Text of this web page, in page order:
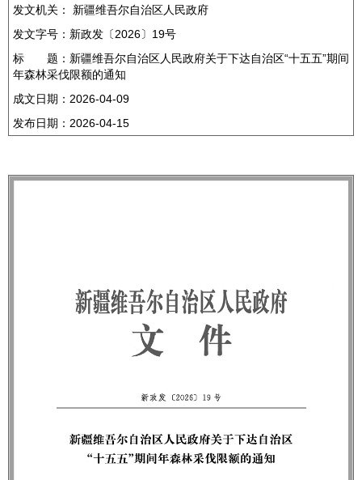
发文机关：
新疆维吾尔自治区人民政府
发文字号： 新政发〔2026〕19号
标
题： 新疆维吾尔自治区人民政府关于下达自治区“十五五”期间
年森林采伐限额的通知
成文日期： 2026-04-09
发布日期： 2026-04-15